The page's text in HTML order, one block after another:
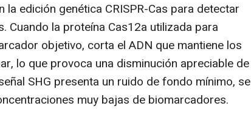
edición genética CRISPR-Cas para detectar
Cuando la proteína Cas12a utilizada para
objetivo, corta el ADN que mantiene los
lo que provoca una disminución apreciable de
SHG presenta un ruido de fondo mínimo, se
muy bajas de biomarcadores.